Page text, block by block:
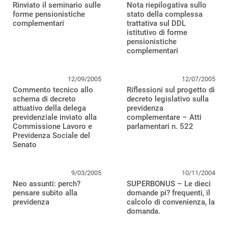
Rinviato il seminario sulle
forme pensionistiche
complementari
Nota riepilogativa sullo
stato della complessa
trattativa sul DDL
istitutivo di forme
pensionistiche
complementari
12/09/2005
Commento tecnico allo
schema di decreto
attuativo della delega
previdenziale inviato alla
Commissione Lavoro e
Previdenza Sociale del
Senato
12/07/2005
Riflessioni sul progetto di
decreto legislativo sulla
previdenza
complementare – Atti
parlamentari n. 522
9/03/2005
Neo assunti: perch?
pensare subito alla
previdenza
10/11/2004
SUPERBONUS – Le dieci
domande pi? frequenti, il
calcolo di convenienza, la
domanda.